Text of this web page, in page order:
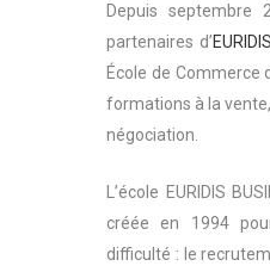
Depuis septembre
partenaires d’
École de Commerce
formations à la
négociation.
L’école EURIDIS
créée en 1994
difficulté : le